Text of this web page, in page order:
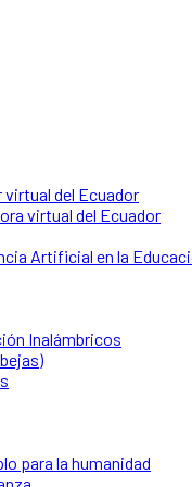
del Ecuador
virtual del Ecuador
Artificial en la
Inalámbricos
para la humanidad